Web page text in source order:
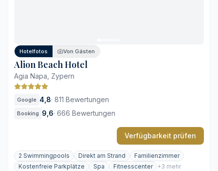
erforderlich
Hotelfotos Von Gästen
Alion Beach Hotel
Agia Napa, Zypern
Google 4,8· 811 Bewertungen
Booking 9,6· 666 Bewertungen
Verfügbarkeit prüfen
2 Swimmingpools Direkt am Strand
Familienzimmer
Kostenfreie Parkplätze
Spa Fitnesscenter +3 mehr